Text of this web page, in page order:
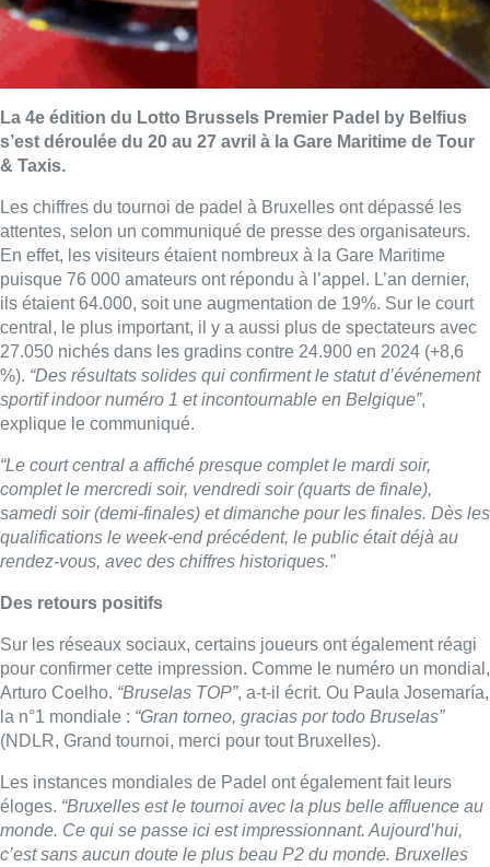
La 4e édition du Lotto Brussels Premier Padel by Belfius
s’est déroulée du 20 au 27 avril à la Gare Maritime de Tour
& Taxis.
Les chiffres du tournoi de padel à Bruxelles ont dépassé les
attentes, selon un communiqué de presse des organisateurs.
En effet, les visiteurs étaient nombreux à la Gare Maritime
puisque 76 000 amateurs ont répondu à l’appel. L’an dernier,
ils étaient 64.000, soit une augmentation de 19%. Sur le court
central, le plus important, il y a aussi plus de spectateurs avec
27.050 nichés dans les gradins contre 24.900 en 2024 (+8,6
%). “Des résultats solides qui confirment le statut d’événement
sportif indoor numéro 1 et incontournable en Belgique”,
explique le communiqué.
“Le court central a affiché presque complet le mardi soir,
complet le mercredi soir, vendredi soir (quarts de finale),
samedi soir (demi-finales) et dimanche pour les finales. Dès les
qualifications le week-end précédent, le public était déjà au
rendez-vous, avec des chiffres historiques.”
Des retours positifs
Sur les réseaux sociaux, certains joueurs ont également réagi
pour confirmer cette impression. Comme le numéro un mondial,
Arturo Coelho. “Bruselas TOP”, a-t-il écrit. Ou Paula Josemaría,
la n°1 mondiale : “Gran torneo, gracias por todo Bruselas”
(NDLR, Grand tournoi, merci pour tout Bruxelles).
Les instances mondiales de Padel ont également fait leurs
éloges. “Bruxelles est le tournoi avec la plus belle affluence au
monde. Ce qui se passe ici est impressionnant. Aujourd’hui,
c’est sans aucun doute le plus beau P2 du monde. Bruxelles